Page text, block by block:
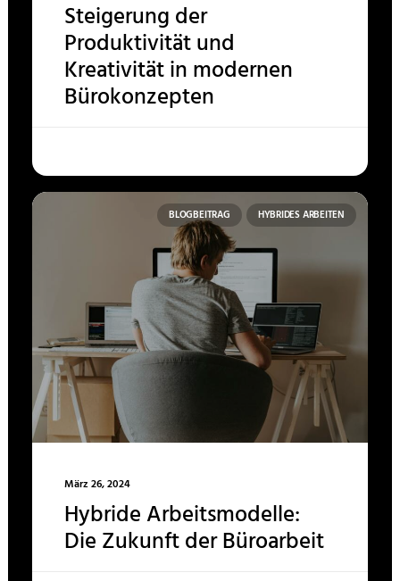
Steigerung der
Produktivität und
Kreativität in modernen
Bürokonzepten
BLOGBEITRAG HYBRIDES ARBEITEN
März 26, 2024
Hybride Arbeitsmodelle:
Die Zukunft der Büroarbeit